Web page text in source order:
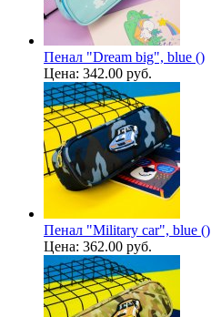
Пенал "Dream big", blue ()
Цена: 342.00 руб.
Пенал "Military car", blue ()
Цена: 362.00 руб.